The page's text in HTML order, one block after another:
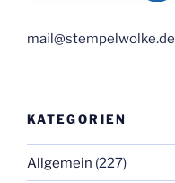
mail@stempelwolke.de
KATEGORIEN
Allgemein (227)